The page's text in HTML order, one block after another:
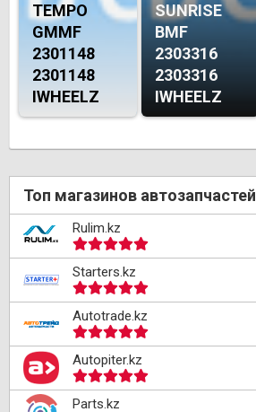
TEMPO
GMMF
2301148
2301148
IWHEELZ
SUNRISE
BMF
2303316
2303316
IWHEELZ
Топ магазинов автозапчастей
Rulim.kz
Starters.kz
Autotrade.kz
Autopiter.kz
Parts.kz